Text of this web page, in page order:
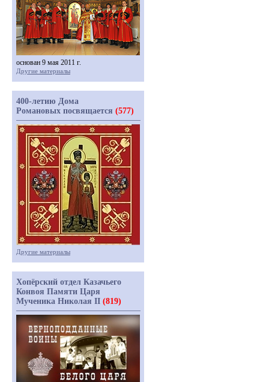
основан 9 мая 2011 г.
Другие материалы
400-летию Дома
Романовых посвящается (577)
Другие материалы
Хопёрский отдел Казачьего
Конвоя Памяти Царя
Мученика Николая II (819)